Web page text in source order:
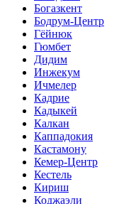
Богазкент
Бодрум-Центр
Гёйнюк
Гюмбет
Дидим
Инжекум
Ичмелер
Кадрие
Кадыкей
Калкан
Каппадокия
Кастамону
Кемер-Центр
Кестель
Кириш
Коджаэли